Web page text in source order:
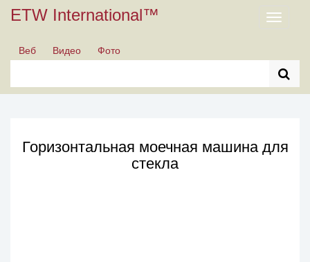
ETW International™
Toggle
Веб
Видео Фото
Горизонтальная моечная машина для
стекла